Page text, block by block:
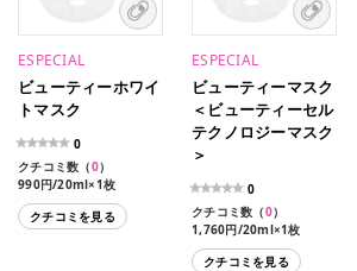
ESPECIAL
ビューティーホワイ
トマスク
0
クチコミ数（0）
990円/20ml×1枚
4,400円/20ml×5枚
8,800円/20ml×10枚
クチコミを見る
ESPECIAL
ビューティーマスク
＜ビューティーセル
テクノロジーマスク
＞
0
クチコミ数（0）
1,760円/20ml×1枚
16,000円/20ml×11枚
クチコミを見る